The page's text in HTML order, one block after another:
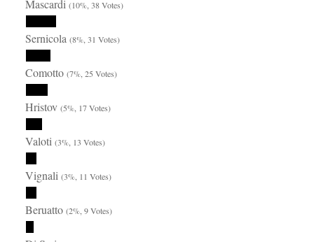
Mascardi(10%, 38 Votes)
Sernicola(8%, 31 Votes)
Comotto(7%, 25 Votes)
Hristov(5%, 17 Votes)
Valoti(3%, 13 Votes)
Vignali(3%, 11 Votes)
Beruatto(2%, 9 Votes)